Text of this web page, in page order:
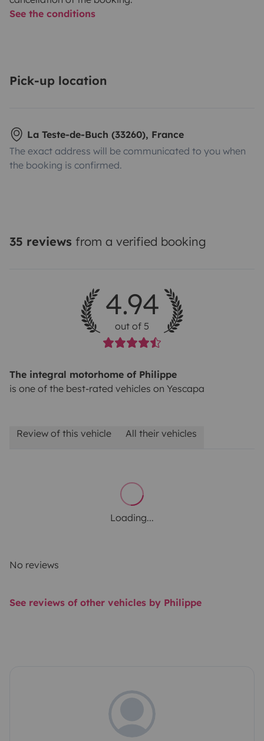
See the conditions
Pick-up location
La Teste-de-Buch (33260), France
The exact address will be communicated to you when
the booking is confirmed.
35 reviews from a verified booking
4.94
out of 5
The integral motorhome of Philippe
is one of the best-rated vehicles on Yescapa
Review of this vehicle All their vehicles
Loading...
No reviews
See reviews of other vehicles by Philippe